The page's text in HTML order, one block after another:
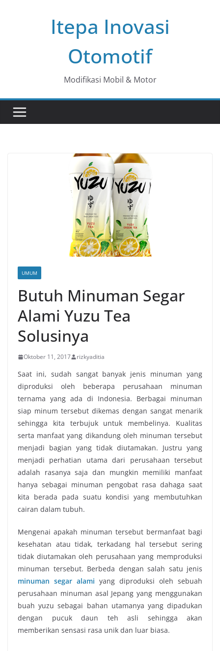
Itepa Inovasi
Otomotif
Modifikasi Mobil & Motor
UMUM
Butuh Minuman Segar
Alami Yuzu Tea
Solusinya
Oktober 11, 2017 rizkyaditia
Saat ini, sudah sangat banyak jenis minuman yang
diproduksi oleh beberapa perusahaan minuman
ternama yang ada di Indonesia. Berbagai minuman
siap minum tersebut dikemas dengan sangat menarik
sehingga kita terbujuk untuk membelinya. Kualitas
serta manfaat yang dikandung oleh minuman tersebut
menjadi bagian yang tidak diutamakan. Justru yang
menjadi perhatian utama dari perusahaan tersebut
adalah rasanya saja dan mungkin memiliki manfaat
hanya sebagai minuman pengobat rasa dahaga saat
kita berada pada suatu kondisi yang membutuhkan
cairan dalam tubuh.
Mengenai apakah minuman tersebut bermanfaat bagi
kesehatan atau tidak, terkadang hal tersebut sering
tidak diutamakan oleh perusahaan yang memproduksi
minuman tersebut. Berbeda dengan salah satu jenis
minuman segar alami yang diproduksi oleh sebuah
perusahaan minuman asal Jepang yang menggunakan
buah yuzu sebagai bahan utamanya yang dipadukan
dengan pucuk daun teh asli sehingga akan
memberikan sensasi rasa unik dan luar biasa.